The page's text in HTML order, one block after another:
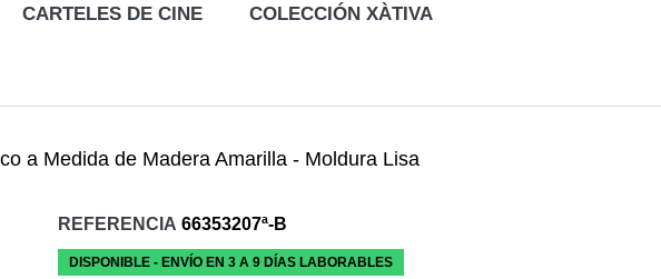
CARTELES DE CINE COLECCIÓN XÀTIVA
a Medida de Madera Amarilla - Moldura Lisa
REFERENCIA 66353207ª-B
DISPONIBLE - ENVÍO EN 3 A 9 DÍAS LABORABLES